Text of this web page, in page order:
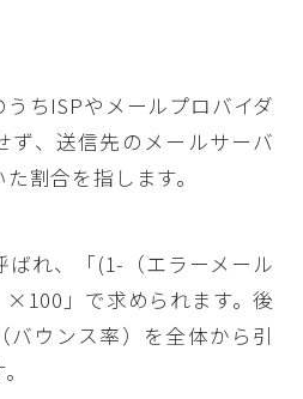
ちISPやメールプロバイダ
ず、送信先のメールサーバ
割合を指します。
ばれ、「(1-（エラーメール
」で求められます。後
バウンス率）を全体から引